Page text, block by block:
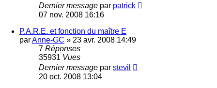
Dernier message par patrick
07 nov. 2008 16:16
P.A.R.E. et fonction du maître E
parAnne-GC » 23 avr. 2008 14:49
7 Réponses
35931 Vues
Dernier message par stevil
20 oct. 2008 13:04